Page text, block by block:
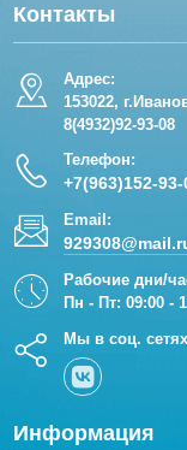
Контакты
Адрес:
153022,
8(4932)92-93-08
Телефон:
+7(963)152-93-
Email:
Рабочие дни/
Пн - Пт: 09:00 -
Мы в соц.
Информация